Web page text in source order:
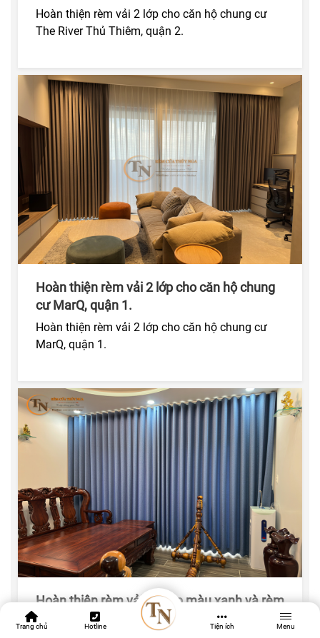
Hoàn thiện rèm vải 2 lớp cho căn hộ chung cư
The River Thủ Thiêm, quận 2.
Hoàn thiện rèm vải 2 lớp cho căn hộ chung
cư MarQ, quận 1.
Hoàn thiện rèm vải 2 lớp cho căn hộ chung cư
MarQ, quận 1.
Hoàn thiện rèm vải hai lớp màu xanh và rèm
cuốn lưới nhà phố chị Giàu
Trang chủ Hotline Tiện ích Menu